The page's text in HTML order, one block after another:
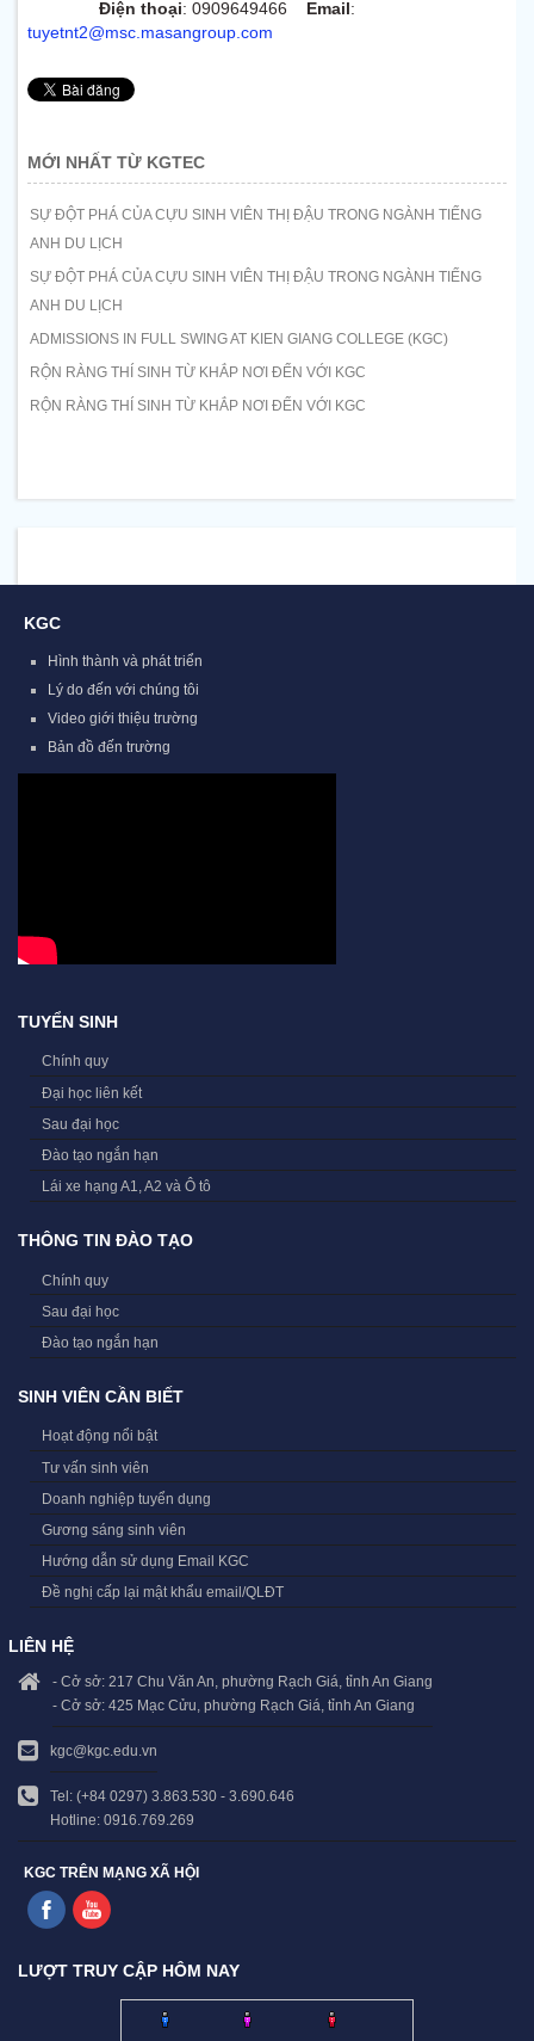
Điện thoại: 0909649466 Email:
tuyetnt2@msc.masangroup.com
MỚI NHẤT TỪ KGTEC
SỰ ĐỘT PHÁ CỦA CỰU SINH VIÊN THỊ ĐẬU TRONG NGÀNH TIẾNG
ANH DU LỊCH
SỰ ĐỘT PHÁ CỦA CỰU SINH VIÊN THỊ ĐẬU TRONG NGÀNH TIẾNG
ANH DU LỊCH
ADMISSIONS IN FULL SWING AT KIEN GIANG COLLEGE (KGC)
RỘN RÀNG THÍ SINH TỪ KHẮP NƠI ĐẾN VỚI KGC
RỘN RÀNG THÍ SINH TỪ KHẮP NƠI ĐẾN VỚI KGC
KGC
Hình thành và phát triển
Lý do đến với chúng tôi
Video giới thiệu trường
Bản đồ đến trường
TUYỂN SINH
Chính quy
Đại học liên kết
Sau đại học
Đào tạo ngắn hạn
Lái xe hạng A1, A2 và Ô tô
THÔNG TIN ĐÀO TẠO
Chính quy
Sau đại học
Đào tạo ngắn hạn
SINH VIÊN CẦN BIẾT
Hoạt động nổi bật
Tư vấn sinh viên
Doanh nghiệp tuyển dụng
Gương sáng sinh viên
Hướng dẫn sử dụng Email KGC
Đề nghị cấp lại mật khẩu email/QLĐT
LIÊN HỆ
- Cở sở: 217 Chu Văn An, phường Rạch Giá, tỉnh An Giang
- Cở sở: 425 Mạc Cửu, phường Rạch Giá, tỉnh An Giang
kgc@kgc.edu.vn
Tel: (+84 0297) 3.863.530 - 3.690.646
Hotline: 0916.769.269
KGC TRÊN MẠNG XÃ HỘI
LƯỢT TRUY CẬP HÔM NAY